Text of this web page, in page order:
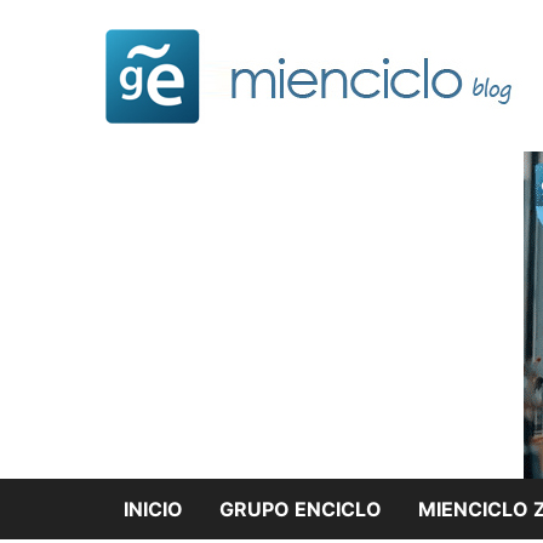
INICIO GRUPO ENCICLO MIENCICLO